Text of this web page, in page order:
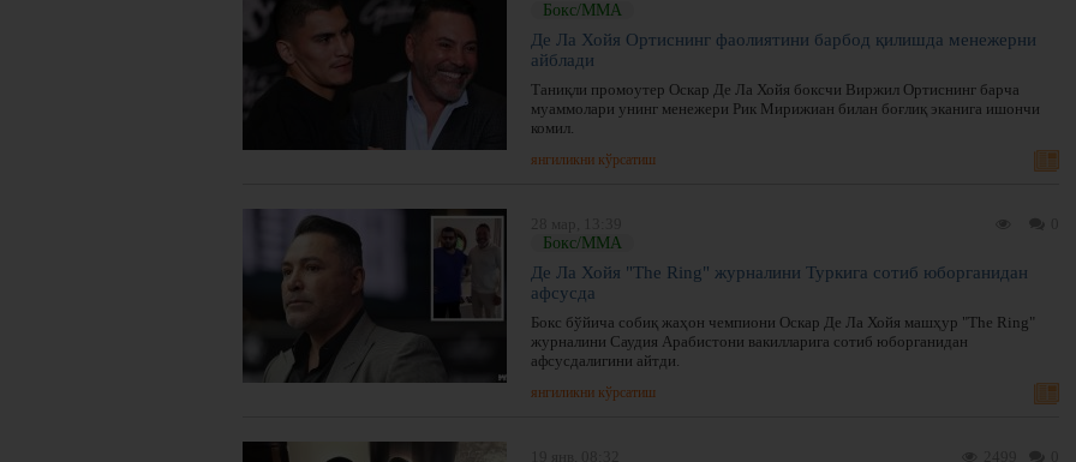
Бокс/ММА
Де Ла Хойя Ортиснинг фаолиятини барбод қилишда менежерни
айблади
Таниқли промоутер Оскар Де Ла Хойя боксчи Виржил Ортиснинг барча
муаммолари унинг менежери Рик Мирижиан билан боғлиқ эканига ишончи
комил.
янгиликни кўрсатиш
Бокс/ММА
Де Ла Хойя "The Ring" журналини Туркига сотиб юборганидан
афсусда
Бокс бўйича собиқ жаҳон чемпиони Оскар Де Ла Хойя машҳур "The Ring"
журналини Саудия Арабистони вакилларига сотиб юборганидан
афсусдалигини айтди.
янгиликни кўрсатиш